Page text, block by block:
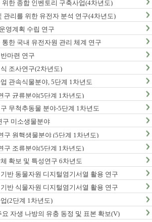
한 종합 인벤토리 구축사업(4차년도)
관리를 위한 유전자 분석 연구(4차년도)
영계획 수립 연구
한 국내 유전자원 관리 체계 연구
마련 연구
조사연구(2차년도)
관속식물분야, 5단계 1차년도
구 균류분야(5단계 1차년도)
무척추동물 분야-5단계 1차년도
구 미소생물분야
구 원핵생물분야 (5단계 1차년도)
구 조류분야(5단계 1차년도)
확보 및 특성연구 6차년도
반 동물자원 디지털염기서열 활용 연구
반 식물자원 디지털염기서열 활용 연구
(2단계 1차년도)
자생 나방의 유충 동정 및 표본 확보(V)